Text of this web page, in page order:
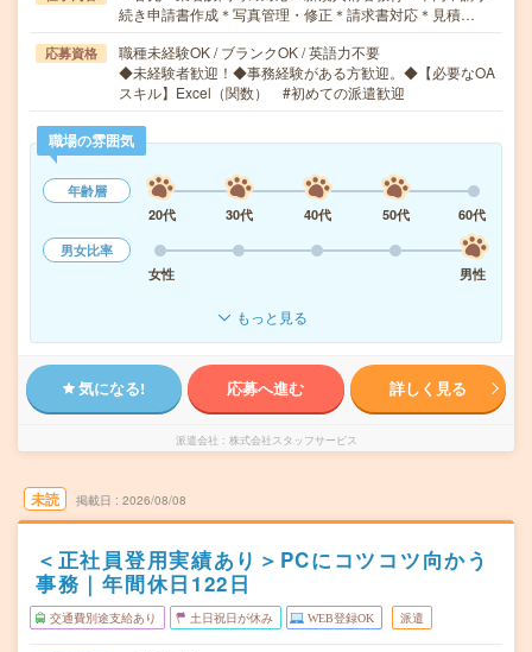
続き申請書作成＊写真管理・修正＊請求書対応＊見積…
応募資格
職種未経験OK / ブランクOK / 英語力不要
◆未経験者歓迎！◆事務経験がある方歓迎。◆【必要なOA
スキル】Excel（関数） #初めての派遣歓迎
職場の雰囲気
年齢層
20代
30代 40代 50代
60代
男女比率
女性
男性
もっと見る
気になる! 応募へ進む 詳しく見る
派遣会社 株式会社スタッフサービス
未読 掲載日 2026/08/08
＜正社員登用実績あり＞PCにコツコツ向かう
事務｜年間休日122日
交通費別途支給あり 土日祝日が休み WEB登録OK 派遣